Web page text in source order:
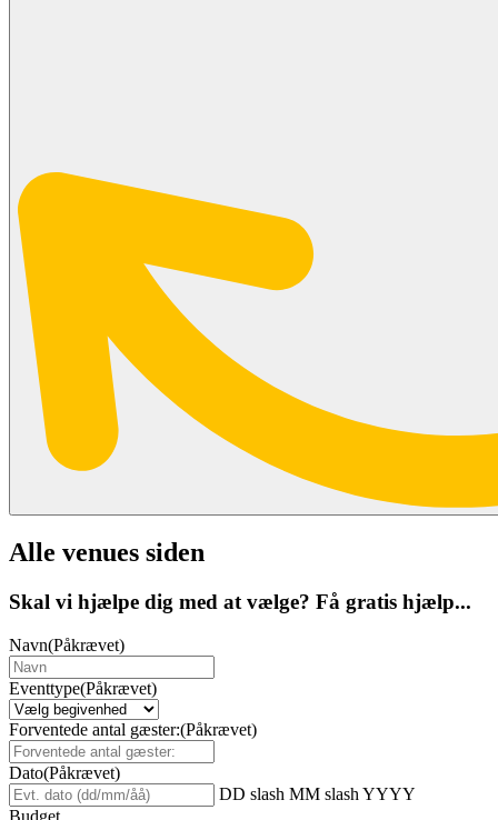
Alle venues siden
Skal vi hjælpe dig med at vælge? Få gratis hjælp...
Navn(Påkrævet)
Eventtype(Påkrævet)
Forventede antal gæster:(Påkrævet)
Dato(Påkrævet)
DD slash MM slash YYYY
Budget